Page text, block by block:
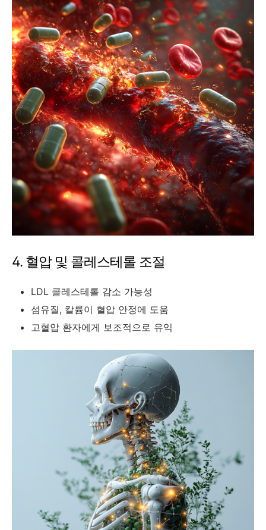
4. 혈압 및 콜레스테롤 조절
LDL 콜레스테롤 감소 가능성
섬유질, 칼륨이 혈압 안정에 도움
고혈압 환자에게 보조적으로 유익